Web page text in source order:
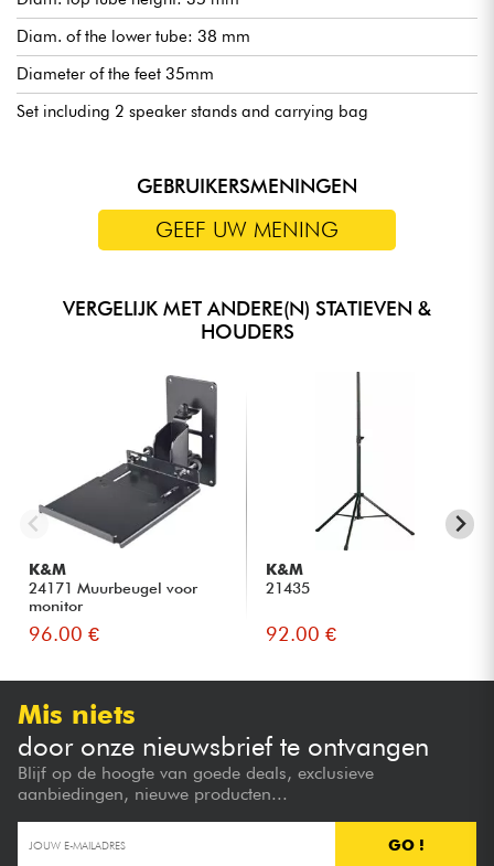
Diam. of the lower tube: 38 mm
Diameter of the feet 35mm
Set including 2 speaker stands and carrying bag
GEBRUIKERSMENINGEN
GEEF UW MENING
VERGELIJK MET ANDERE(N) STATIEVEN &
HOUDERS
K&M
24171 Muurbeugel voor
monitor
96.00 €
K&M
21435
92.00 €
Mis niets
door onze nieuwsbrief te ontvangen
Blijf op de hoogte van goede deals, exclusieve
aanbiedingen, nieuwe producten...
GO !